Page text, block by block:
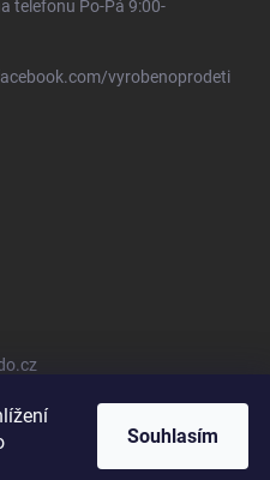
Souhlasím
telefonu Po-Pá 9:00-
vyrobenoprodeti